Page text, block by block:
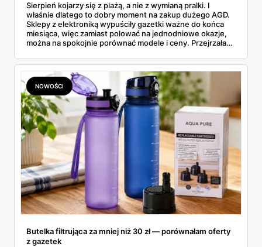
Sierpień kojarzy się z plażą, a nie z wymianą pralki. I
właśnie dlatego to dobry moment na zakup dużego AGD.
Sklepy z elektroniką wypuściły gazetki ważne do końca
miesiąca, więc zamiast polować na jednodniowe okazje,
można na spokojnie porównać modele i ceny. Przejrzałam
znalazłam, z cenami i terminami.
NOWOŚCI
Butelka filtrująca za mniej niż 30 zł — porównałam oferty
z gazetek